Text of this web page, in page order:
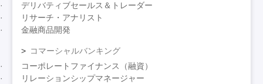
デリバティブセールス＆トレーダー
リサーチ・アナリスト
金融商品開発
コマーシャルバンキング
コーポレートファイナンス（融資）
リレーションシップマネージャー